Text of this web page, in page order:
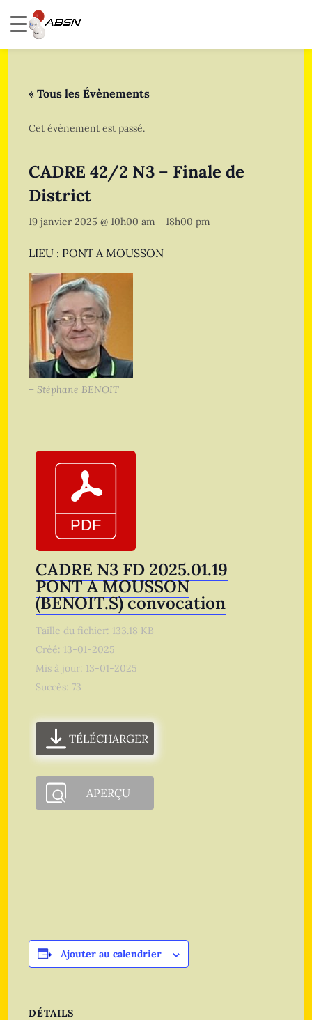
« Tous les Évènements
Cet évènement est passé.
CADRE 42/2 N3 – Finale de
District
19 janvier 2025 @ 10h00 am -18h00 pm
LIEU : PONT A MOUSSON
– Stéphane BENOIT
CADRE N3 FD 2025.01.19
PONT A MOUSSON
(BENOIT.S) convocation
Taille du fichier: 133.18 KB
Créé: 13-01-2025
Mis à jour: 13-01-2025
Succès: 73
TÉLÉCHARGER
APERÇU
Ajouter au calendrier
DÉTAILS